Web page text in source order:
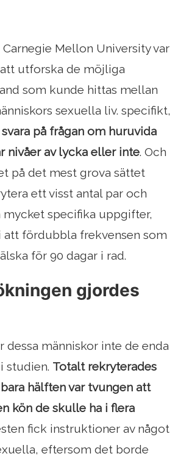
Carnegie Mellon University var
utforska de möjliga
som kunde hittas mellan
sexuella liv. specifikt,
på frågan om huruvida
nivåer av lycka eller inte. Och
på det mest grova sättet
ett visst antal par och
specifika uppgifter,
att fördubbla frekvensen som
för 90 dagar i rad.
gjordes
dessa människor inte de enda
studien. Totalt rekryterades
hälften var tvungen att
kön de skulle ha i flera
fick instruktioner av något
eftersom det borde